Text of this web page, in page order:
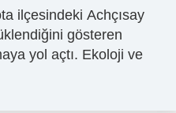
ilçesindeki Achçısay
gösteren
yol açtı. Ekoloji ve